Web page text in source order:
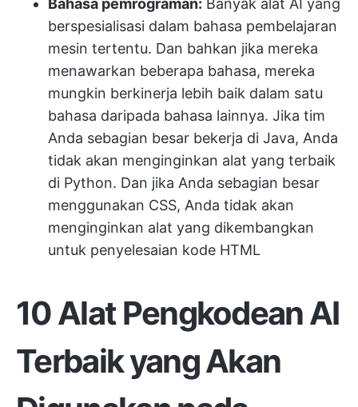
Bahasa pemrograman: Banyak alat AI yang
berspesialisasi dalam bahasa pembelajaran
mesin tertentu. Dan bahkan jika mereka
menawarkan beberapa bahasa, mereka
mungkin berkinerja lebih baik dalam satu
bahasa daripada bahasa lainnya. Jika tim
Anda sebagian besar bekerja di Java, Anda
tidak akan menginginkan alat yang terbaik
di Python. Dan jika Anda sebagian besar
menggunakan CSS, Anda tidak akan
menginginkan alat yang dikembangkan
untuk penyelesaian kode HTML
10 Alat Pengkodean AI
Terbaik yang Akan